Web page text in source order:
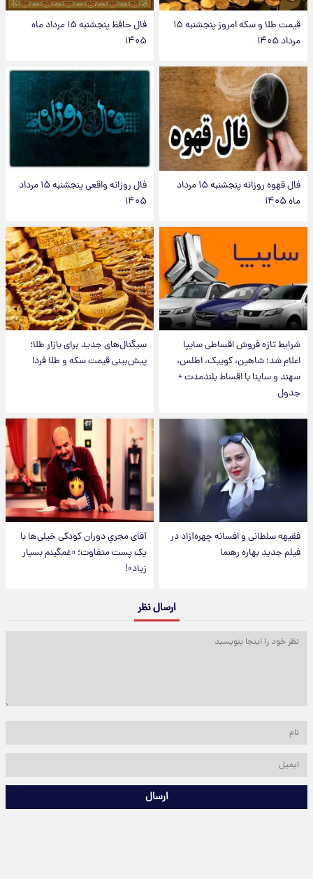
قیمت طلا و سکه امروز پنجشنبه ۱۵
مرداد ۱۴۰۵
فال حافظ پنجشنبه ۱۵ مرداد ماه
۱۴۰۵
فال قهوه روزانه پنجشنبه ۱۵ مرداد
ماه ۱۴۰۵
فال روزانه واقعی پنجشنبه ۱۵ مرداد
۱۴۰۵
شرایط تازه فروش اقساطی سایپا
اعلام شد؛ شاهین، کوییک، اطلس،
سهند و ساینا با اقساط بلندمدت +
جدول
سیگنال‌های جدید برای بازار طلا؛
پیش‌بینی قیمت سکه و طلا فردا
فقیهه سلطانی و افسانه چهره‌آزاد در
فیلم جدید بهاره رهنما
آقای مجریِ دوران کودکی خیلی‌ها با
یک پست متفاوت؛ «غمگینم بسیار
زیاد»!
ارسال نظر
ارسال